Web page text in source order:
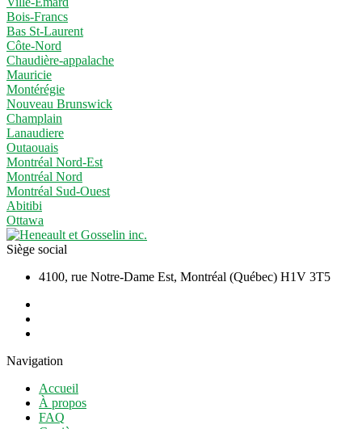
Bois-Francs
Bas St-Laurent
Côte-Nord
Chaudière-appalache
Mauricie
Montérégie
Nouveau Brunswick
Champlain
Lanaudiere
Outaouais
Montréal Nord-Est
Montréal Nord
Montréal Sud-Ouest
Abitibi
Ottawa
Siège social
4100, rue Notre-Dame Est, Montréal (Québec) H1V 3T5
Navigation
Accueil
À propos
FAQ